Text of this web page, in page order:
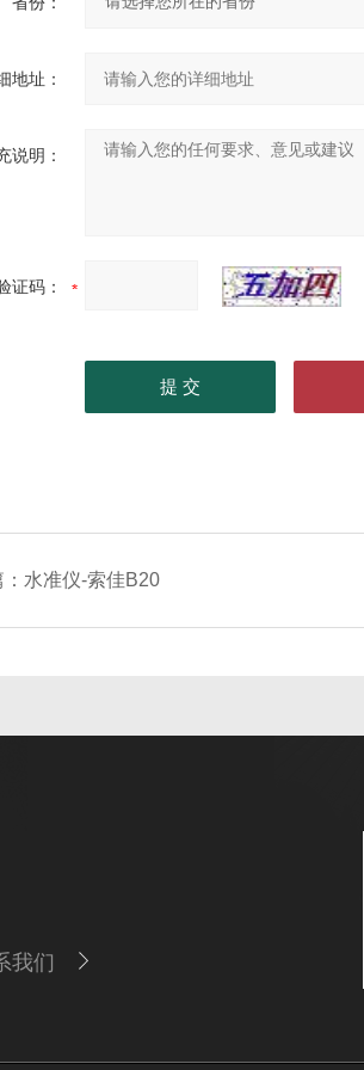
地址：
说明：
证码：
水准仪-索佳B20
我们